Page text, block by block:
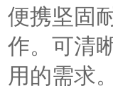
便携坚固
作。可清
用的需求